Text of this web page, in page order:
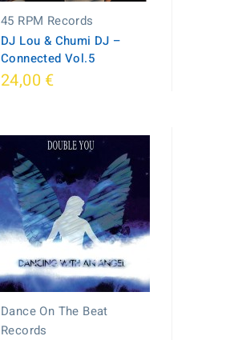
45 RPM Records
DJ Lou & Chumi DJ –
Connected Vol.5
24,00 €
Dance On The Beat
Records